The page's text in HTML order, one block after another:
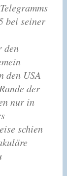
bei seiner
den
den USA
der
nur in
schien